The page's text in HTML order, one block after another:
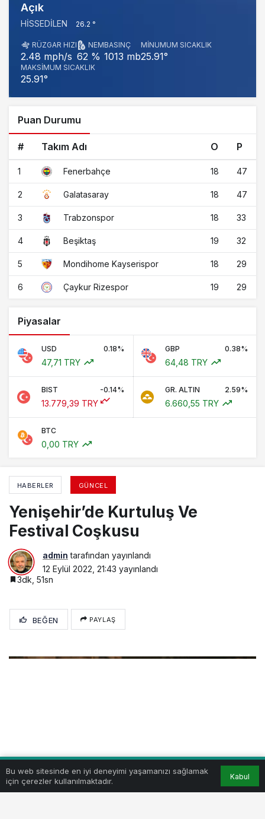
Açık
HISSEDILEN 26.2 °
RÜZGAR HIZI
2.48 mph/s
NEM
62 %
BASINÇ
1013 mb
MINUMUM SICAKLIK
25.91°
MAKSIMUM SICAKLIK
25.91°
Puan Durumu
# Takım Adı O P
1 Fenerbahçe 18 47
2 Galatasaray 18 47
3 Trabzonspor 18 33
4 Beşiktaş 19 32
5 Mondihome Kayserispor 18 29
6 Çaykur Rizespor 19 29
Piyasalar
USD 0.18%
47,71 TRY
GBP 0.38%
64,48 TRY
BIST -0.14%
13.779,39 TRY
GR. ALTIN 2.59%
6.660,55 TRY
BTC
0,00 TRY
HABERLER GÜNCEL
Yenişehir’de Kurtuluş Ve
Festival Coşkusu
admin tarafından yayınlandı
12 Eylül 2022, 21:43 yayınlandı
3dk, 51sn
BEĞEN PAYLAŞ
Bu web sitesinde en iyi deneyimi yaşamanızı sağlamak
için çerezler kullanılmaktadır.
Kabul